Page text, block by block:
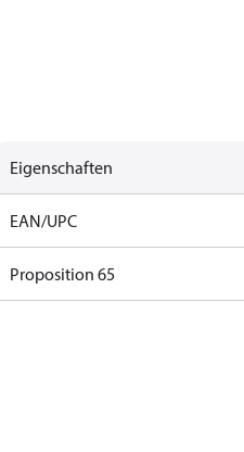
Eigenschaften
EAN/UPC
Proposition 65